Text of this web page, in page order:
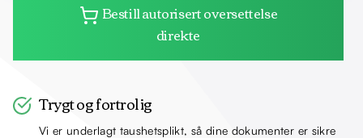
Bestill autorisert oversettelse
direkte
Trygt og fortrolig
Vi er underlagt taushetsplikt, så dine dokumenter er sikre